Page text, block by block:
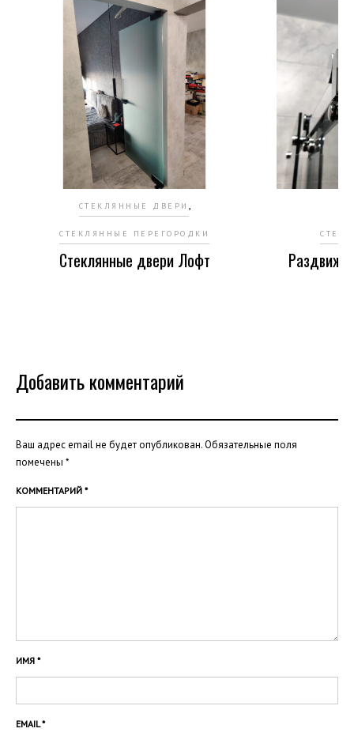
СТЕКЛЯННЫЕ ДВЕРИ ,
СТЕКЛЯННЫЕ ПЕРЕГОРОДКИ
Стеклянные двери Лофт
Добавить комментарий
Ваш адрес email не будет опубликован.Обязательные поля
помечены *
КОММЕНТАРИЙ *
ИМЯ *
EMAIL*